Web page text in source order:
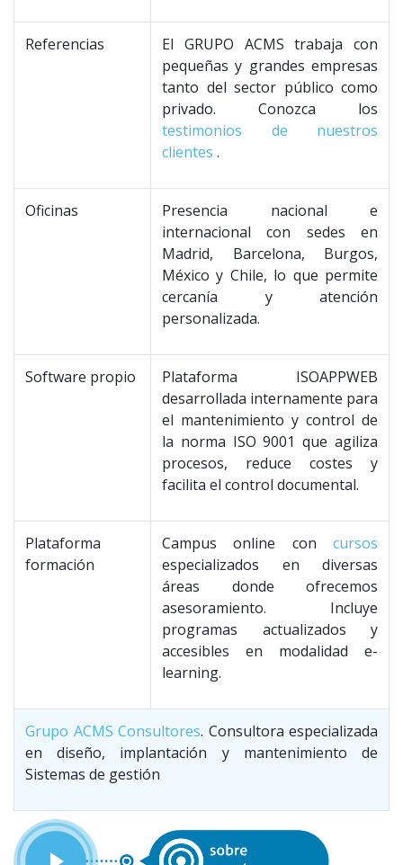
Referencias
El GRUPO ACMS trabaja con
pequeñas y grandes empresas
tanto del sector público como
privado. Conozca los
testimonios de nuestros
clientes .
Oficinas
Presencia nacional e
internacional con sedes en
Madrid, Barcelona, Burgos,
México y Chile, lo que permite
cercanía y atención
personalizada.
Software propio
Plataforma ISOAPPWEB
desarrollada internamente para
el mantenimiento y control de
la norma ISO 9001 que agiliza
procesos, reduce costes y
facilita el control documental.
Plataforma
formación
Campus online con cursos
especializados en diversas
áreas donde ofrecemos
asesoramiento. Incluye
programas actualizados y
accesibles en modalidad e-
learning.
Grupo ACMS Consultores. Consultora especializada
en diseño, implantación y mantenimiento de
Sistemas de gestión